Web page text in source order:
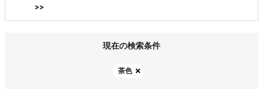
>>
現在の検索条件
茶色